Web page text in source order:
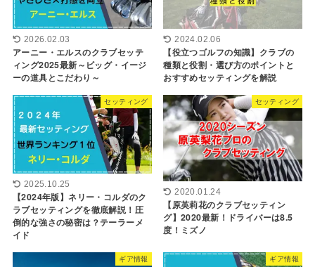
2026.02.03
アーニー・エルスのクラブセッテ
ィング2025最新～ビッグ・イージ
ーの道具とこだわり～
2024.02.06
【役立つゴルフの知識】クラブの
種類と役割・選び方のポイントと
おすすめセッティングを解説
セッティング
2025.10.25
【2024年版】ネリー・コルダのク
ラブセッティングを徹底解説！圧
倒的な強さの秘密は？テーラーメ
イド
セッティング
2020.01.24
【原英莉花のクラブセッティン
グ】2020最新！ドライバーは8.5
度！ミズノ
ギア情報 ギア情報